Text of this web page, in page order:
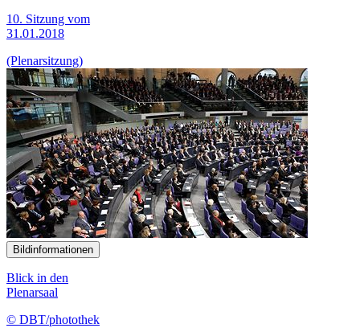
10. Sitzung vom
31.01.2018
(Plenarsitzung)
Bildinformationen
Blick in den
Plenarsaal
© DBT/photothek